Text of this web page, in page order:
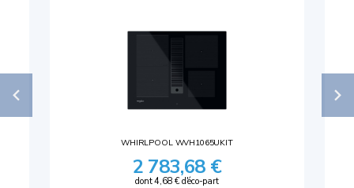
WHIRLPOOL WVH1065UKIT
2 783,68 €
dont 4,68 € d'éco-part